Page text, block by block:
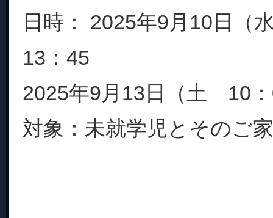
日時： 2025年9月10日（
13：45
2025年9月13日（土 10
対象：未就学児とそのご